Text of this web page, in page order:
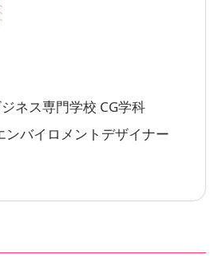
ネス専門学校 CG学科
バイロメントデザイナー